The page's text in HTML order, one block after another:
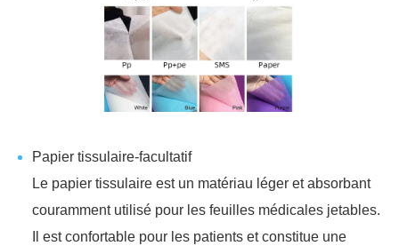
Papier tissulaire-facultatif
Le papier tissulaire est un matériau léger et absorbant
couramment utilisé pour les feuilles médicales jetables.
Il est confortable pour les patients et constitue une